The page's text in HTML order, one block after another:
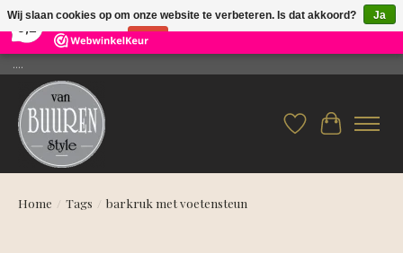
26 Reviews ×
....
Verlanglijst
Home / Tags / barkruk met voetensteun
Wij slaan cookies op om onze website te verbeteren. Is dat akkoord?
Ja
Nee